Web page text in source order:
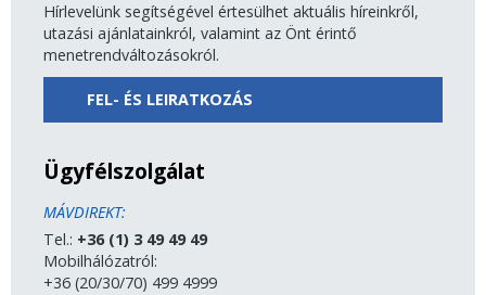
Hírlevelünk segítségével értesülhet aktuális híreinkről,
utazási ajánlatainkról, valamint az Önt érintő
menetrendváltozásokról.
FEL- ÉS LEIRATKOZÁS
Ügyfélszolgálat
MÁVDIREKT:
Tel.: +36 (1) 3 49 49 49
Mobilhálózatról:
+36 (20/30/70) 499 4999